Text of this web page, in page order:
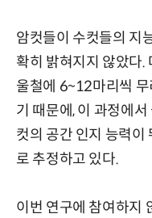
암컷들이 수컷들의 지
확히 밝혀지지 않았다.
울철에 6~12마리씩 무
기 때문에, 이 과정에
컷의 공간 인지 능력이
로 추정하고 있다.
이번 연구에 참여하지